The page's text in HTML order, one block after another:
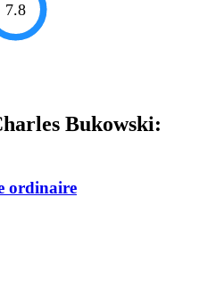
7.8
Bukowski:
ordinaire